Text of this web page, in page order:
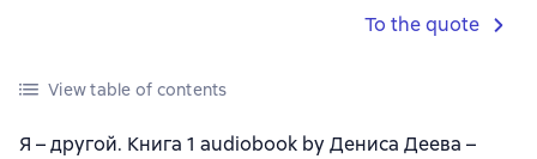
To the quote
View table of contents
Я – другой. Книга 1 audiobook by Дениса Деева –